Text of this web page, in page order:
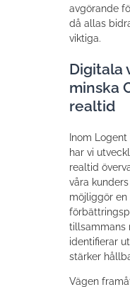
avgörande
då allas
viktiga.
Digitala
minska
realtid
Inom
har vi
realtid
våra
möjliggör
tillsammans
identifierar
stärker
Vägen